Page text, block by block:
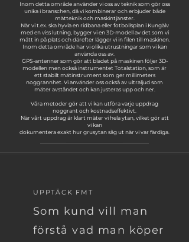
Inom detta område använder vi oss av teknik som gör oss
unika i branschen, då vi kombinerar och erbjuder både
mätteknik och maskintjänster.
När vi t.ex. ska hyvla en ridbana eller fotbollsplan i Kungälv
med en viss lutning, bygger vi en 3D-modell av det som vi
mätt in på plats och därefter lägger vi in filen till maskinen.
Inom detta område har vi olika utrustningar som vi kan
använda oss av.
GPS-antenner som gör att bladet på maskinen följer 3D-
modellen men också instrumentet Totalstation, som är
ett stabilt mätinstrument som ger millimeters
noggrannhet. Vi använder oss också av ultraljud som
mäter avståndet och kan justeras upp och ner.
Våra metoder gör att vi kan utföra varje uppdrag
noggrant och kostnadseffektivt.
När vårt uppdrag är klart mäter vi hela ytan, vilket gör att
vi kan
dokumentera exakt hur grusytan såg ut när vi var färdiga.
UPPTÄCK FMT
Som kund vill man
förstå vad man köper